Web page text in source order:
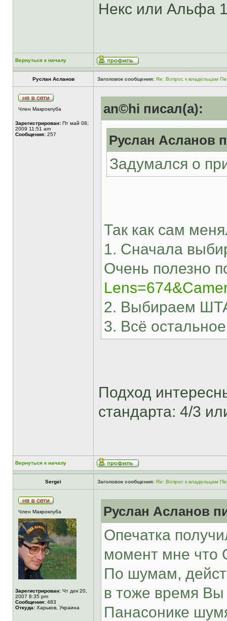
Некс или Альфа
Вернуться к началу
Руслан Асланов Заголовок сообщения: Re: Вопрос к владельцам
Член Макроклуба
Зарегистрирован: Пт май 08,
2009 11:51 am
Сообщения: 257
an©hi писал(а):
Руслан Асланов
Задумался о
Так как сам
1. Сначала
Очень полезно
2. Выбираем
3. Всё
Подход
стандарта: 4/3
Вернуться к началу
Sergei Заголовок сообщения: Re: Вопрос к владельцам
Член Макроклуба
Зарегистрирован: Чт дек 20,
2007 8:35 pm
Сообщения: 483
Откуда: Харьков, Украина
Руслан Асланов
Опечатка
момент мне что
По шумам,
в тоже время
Панасонике